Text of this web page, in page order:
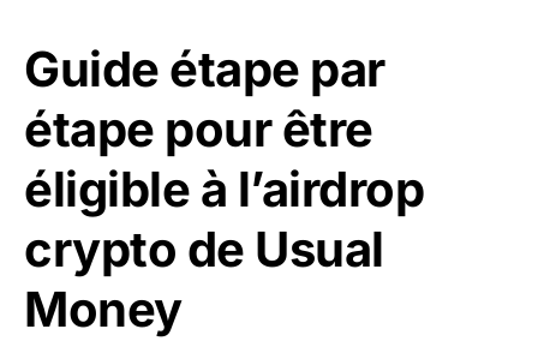
Guide étape par
étape pour être
éligible à l’airdrop
crypto de Usual
Money